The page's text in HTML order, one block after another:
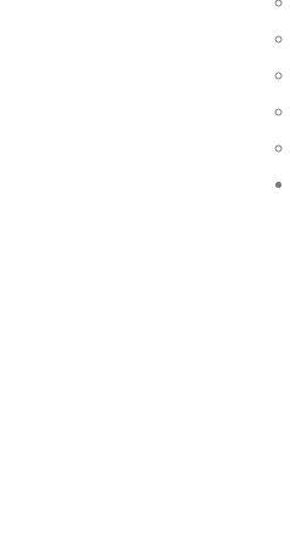
nuestro cento de acopio y